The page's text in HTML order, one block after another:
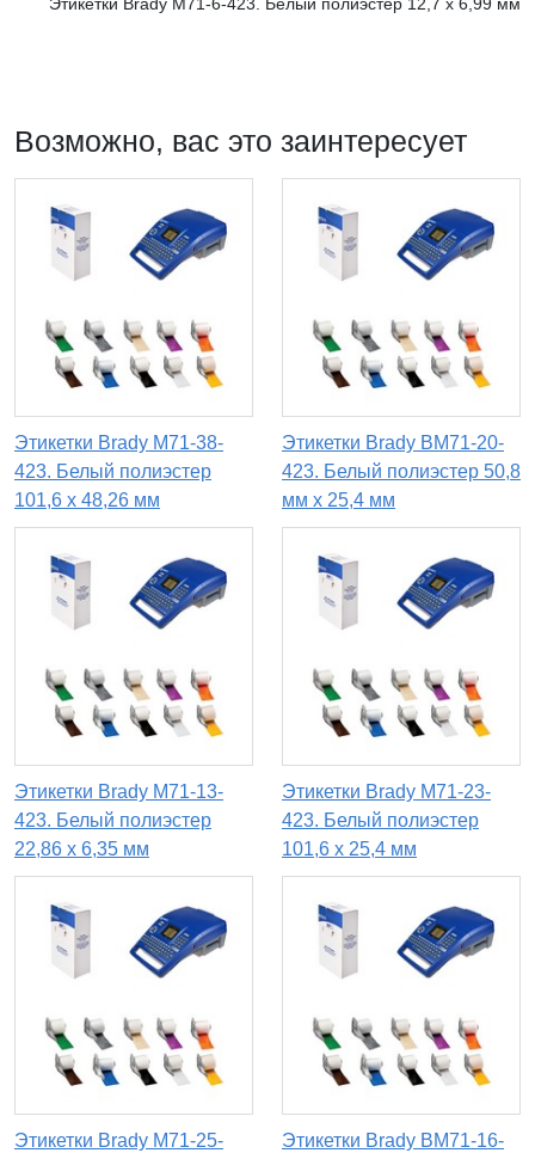
Этикетки Brady M71-6-423. Белый полиэстер 12,7 х 6,99 мм
Возможно, вас это заинтересует
Этикетки Brady M71-38-
423. Белый полиэстер
101,6 х 48,26 мм
Этикетки Brady BM71-20-
423. Белый полиэстер 50,8
мм х 25,4 мм
Этикетки Brady M71-13-
423. Белый полиэстер
22,86 х 6,35 мм
Этикетки Brady M71-23-
423. Белый полиэстер
101,6 х 25,4 мм
Этикетки Brady M71-25-
Этикетки Brady BM71-16-